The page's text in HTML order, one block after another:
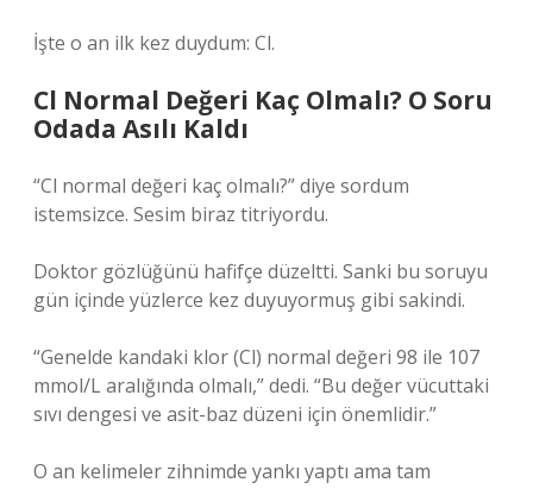
İşte o an ilk kez duydum: Cl.
Cl Normal Değeri Kaç Olmalı? O Soru
Odada Asılı Kaldı
“Cl normal değeri kaç olmalı?” diye sordum
istemsizce. Sesim biraz titriyordu.
Doktor gözlüğünü hafifçe düzeltti. Sanki bu soruyu
gün içinde yüzlerce kez duyuyormuş gibi sakindi.
“Genelde kandaki klor (Cl) normal değeri 98 ile 107
mmol/L aralığında olmalı,” dedi. “Bu değer vücuttaki
sıvı dengesi ve asit-baz düzeni için önemlidir.”
O an kelimeler zihnimde yankı yaptı ama tam